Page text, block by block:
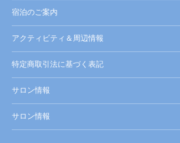
宿泊のご案内
アクティビティ＆周辺情報
特定商取引法に基づく表記
サロン情報
サロン情報